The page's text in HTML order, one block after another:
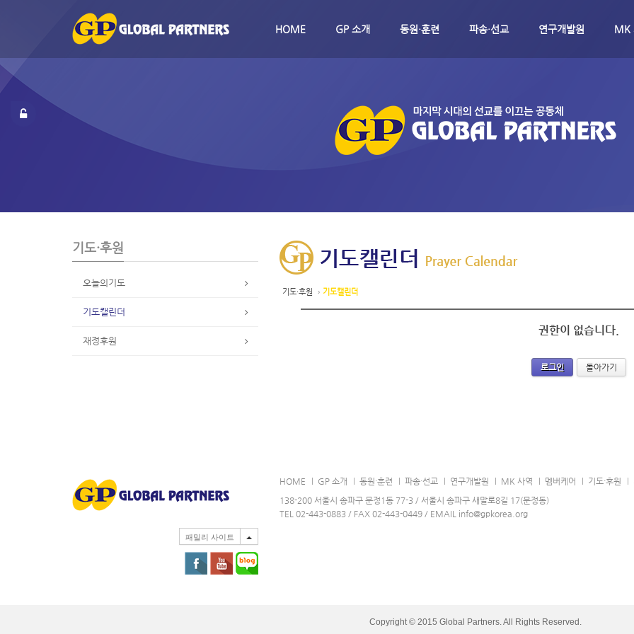
HOME GP 소개 동원·훈련 파송·선교 연구개발원 MK
u
b
t
기도·후원
오늘의기도
기도캘린더
재정후원
기도·후원 › 기도캘린더
권한이 없습니다.
로그인 돌아가기
HOME GP 소개 동원·훈련 파송·선교 연구개발원 MK 사역 멤버케어 기도·후원
138-200 서울시 송파구 문정1동 77-3 / 서울시 송파구 새말로8길 17(문정동)
TEL 02-443-0883 / FAX 02-443-0449 / EMAIL info@gpkorea.org
패밀리 사이트
Copyright © 2015 Global Partners. All Rights Reserved.